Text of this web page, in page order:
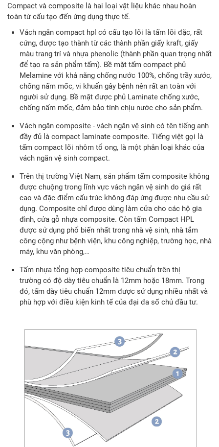
Compact và composite là hai loại vật liệu khác nhau hoàn
toàn từ cấu tạo đến ứng dụng thực tế.
Vách ngăn compact hpl có cấu tạo lõi là tấm lõi đặc, rất
cứng, được tạo thành từ các thành phần giấy kraft, giấy
màu trang trí và nhựa phenolic (thành phần quan trọng nhất
để tạo ra sản phẩm tấm). Bề mặt tấm compact phủ
Melamine với khả năng chống nước 100%, chống trầy xước,
chống nấm mốc, vi khuẩn gây bệnh nên rất an toàn với
người sử dụng. Bề mặt được phủ Laminate chống xước,
chống nấm mốc, đảm bảo tính chịu nước cho sản phẩm.
Vách ngăn composite - vách ngăn vệ sinh có tên tiếng anh
đầy đủ là compact laminate composite. Tiếng việt gọi là
tấm compact lõi nhôm tổ ong, là một phân loại khác của
vách ngăn vệ sinh compact.
Trên thị trường Việt Nam, sản phẩm tấm composite không
được chuộng trong lĩnh vực vách ngăn vệ sinh do giá rất
cao và đặc điểm cấu trúc không đáp ứng được nhu cầu sử
dụng. Composite chỉ được dùng làm cửa cho các hộ gia
đình, cửa gỗ nhựa composite. Còn tấm Compact HPL
được sử dụng phổ biến nhất trong nhà vệ sinh, nhà tắm
công cộng như bệnh viện, khu công nghiệp, trường học, nhà
máy, khu văn phòng,…
Tấm nhựa tổng hợp composite tiêu chuẩn trên thị
trường có độ dày tiêu chuẩn là 12mm hoặc 18mm. Trong
đó, tấm dày tiêu chuẩn 12mm được sử dụng nhiều nhất và
phù hợp với điều kiện kinh tế của đại đa số chủ đầu tư.